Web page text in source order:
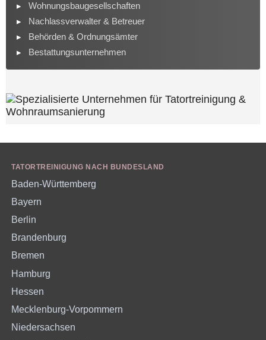
Wohnungsbaugesellschaften
Nachlassverwalter & Betreuer
Behörden & Ordnungsämter
Bestattungsunternehmen
TATORTREINIGUNG NACH BUNDESLAND
Baden-Württemberg
Bayern
Berlin
Brandenburg
Bremen
Hamburg
Hessen
Mecklenburg-Vorpommern
Niedersachsen